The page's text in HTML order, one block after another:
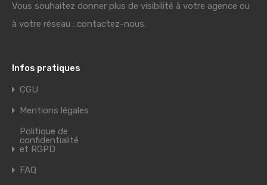
Vous souhaitez donner plus de visibilité à votre agence ou
à votre réseau : contactez-nous.
Infos pratiques
CGU
Mentions légales
Politique de
confidentialité
et RGPD
FAQ